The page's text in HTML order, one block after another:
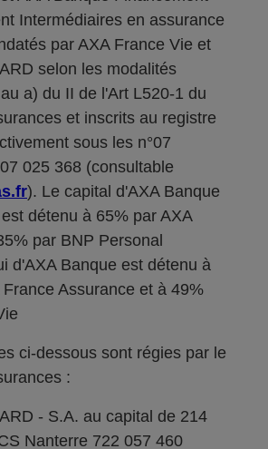
Intermédiaires en assurance
par AXA France Vie et
selon les modalités
a) du II de l'Art L520-1 du
et inscrits au registre
sous les n°07
025 368 (consultable
). Le capital d'AXA Banque
détenu à 65% par AXA
par BNP Personal
d'AXA Banque est détenu à
Assurance et à 49%
ci-dessous sont régies par le
:
- S.A. au capital de 214
Nanterre 722 057 460